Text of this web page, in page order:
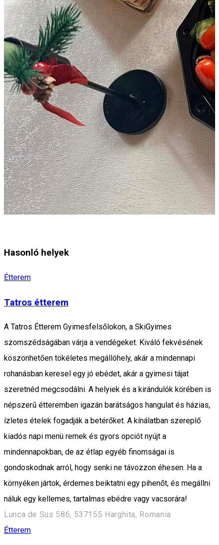
Hasonló helyek
Étterem
Tatros étterem
A Tatros Étterem Gyimesfelsőlokon, a SkiGyimes
szomszédságában várja a vendégeket. Kiváló fekvésének
köszönhetően tökéletes megállóhely, akár a mindennapi
rohanásban keresel egy jó ebédet, akár a gyimesi tájat
szeretnéd megcsodálni. A helyiek és a kirándulók körében is
népszerű étteremben igazán barátságos hangulat és házias,
ízletes ételek fogadják a betérőket. A kínálatban szereplő
kiadós napi menü remek és gyors opciót nyújt a
mindennapokban, de az étlap egyéb finomságai is
gondoskodnak arról, hogy senki ne távozzon éhesen. Ha a
környéken jártok, érdemes beiktatni egy pihenőt, és megállni
náluk egy kellemes, tartalmas ebédre vagy vacsorára!
Lunca de Sus 586, 537155 Harghita, Romania
Étterem